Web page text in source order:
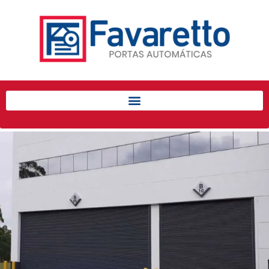
Início
Produtos
Automatizadores
Acessórios Para Portas de
Enrolar
Pintura eletrostática
Portfólio
Contato